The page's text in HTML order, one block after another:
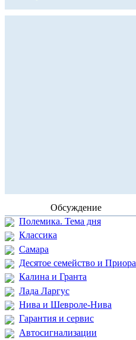
Обсуждение
Полемика. Тема дня
Классика
Самара
Десятое семейство и Приора
Калина и Гранта
Лада Ларгус
Нива и Шевроле-Нива
Гарантия и сервис
Автосигнализации